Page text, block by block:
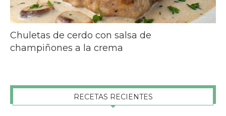
Chuletas de cerdo con salsa de
champiñones a la crema
RECETAS RECIENTES